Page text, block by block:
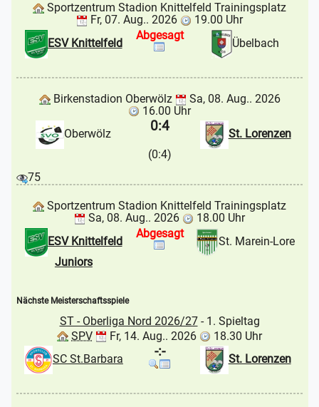
Sportzentrum Stadion Knittelfeld Trainingsplatz
Fr, 07. Aug.. 2026
19.00 Uhr
ESV Knittelfeld
Übelbach
Abgesagt
Birkenstadion Oberwölz
Sa, 08. Aug.. 2026
16.00 Uhr
Oberwölz
St. Lorenzen
0:4
(0:4)
75
Sportzentrum Stadion Knittelfeld Trainingsplatz
Sa, 08. Aug.. 2026
18.00 Uhr
ESV Knittelfeld
Juniors
St. Marein-Lore
Abgesagt
Nächste Meisterschaftsspiele
ST - Oberliga Nord 2026/27- 1. Spieltag
SPV
Fr, 14. Aug.. 2026
18.30 Uhr
SC St.Barbara
St. Lorenzen
-:-